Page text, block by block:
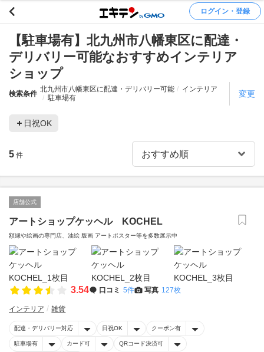
ログイン・登録
【駐車場有】北九州市八幡東区に配達・
デリバリー可能なおすすめインテリア
ショップ
検索条件
北九州市八幡東区に配達・デリバリー可能
インテリア
駐車場有
変更
日祝OK
5 件
店舗公式
アートショップケッヘル KOCHEL
額縁や絵画の専門店、油絵 版画 アートポスター等を多数展示中
3.54 口コミ 5件 写真 127枚
インテリア 雑貨
配達・デリバリー対応 日祝OK クーポン有
駐車場有 カード可 QRコード決済可